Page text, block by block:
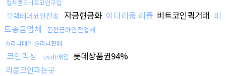
컬쳐랜드비트코인구입
블랙테더코인전송 자금현금화 이더리움 리플 비트코인퀵거래 비
트송금업체
돈현금화안전업체
솔라나매입 솔라나판매
코인믹싱 usdt매입 롯데상품권94%
리플코인파는곳